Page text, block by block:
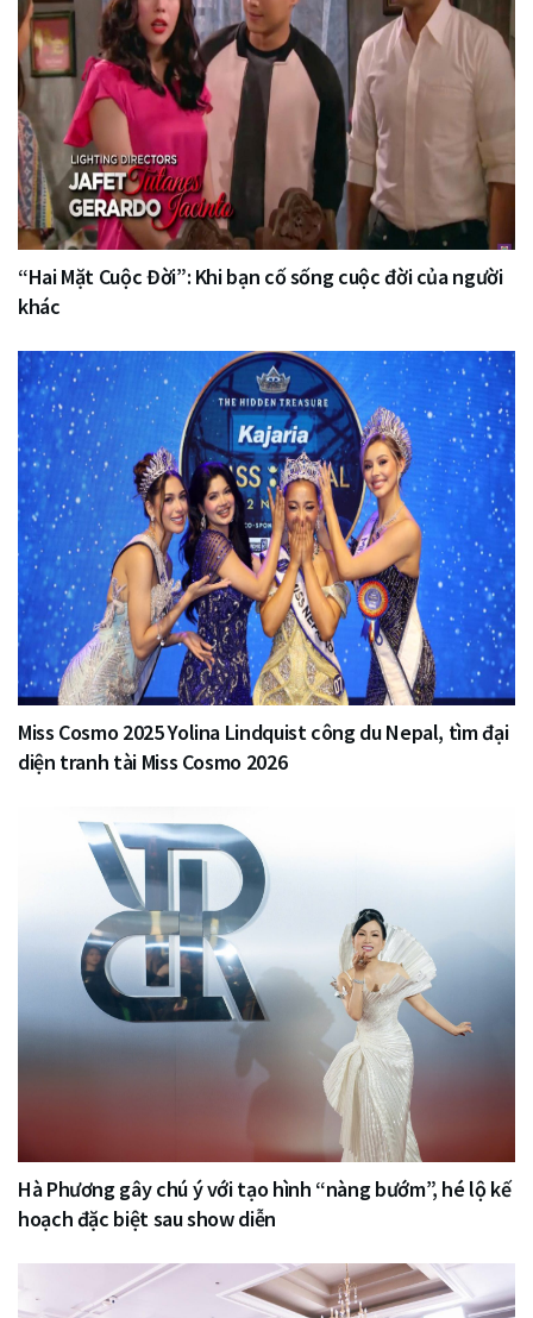
“Hai Mặt Cuộc Đời”: Khi bạn cố sống cuộc đời của người
khác
Miss Cosmo 2025 Yolina Lindquist công du Nepal, tìm đại
diện tranh tài Miss Cosmo 2026
Hà Phương gây chú ý với tạo hình “nàng bướm”, hé lộ kế
hoạch đặc biệt sau show diễn